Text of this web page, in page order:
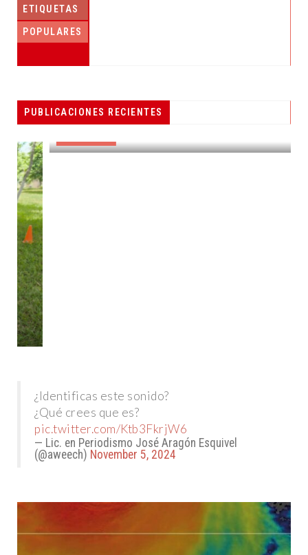
ETIQUETAS
POPULARES
PUBLICACIONES RECIENTES
PESCADORES RECIBEN EQUIPO DE
RADIOCOMUNICACIÓN
¿Identificas este sonido?
¿Qué crees que es?
pic.twitter.com/Ktb3FkrjW6
— Lic. en Periodismo José Aragón Esquivel
(@aweech) November 5, 2024